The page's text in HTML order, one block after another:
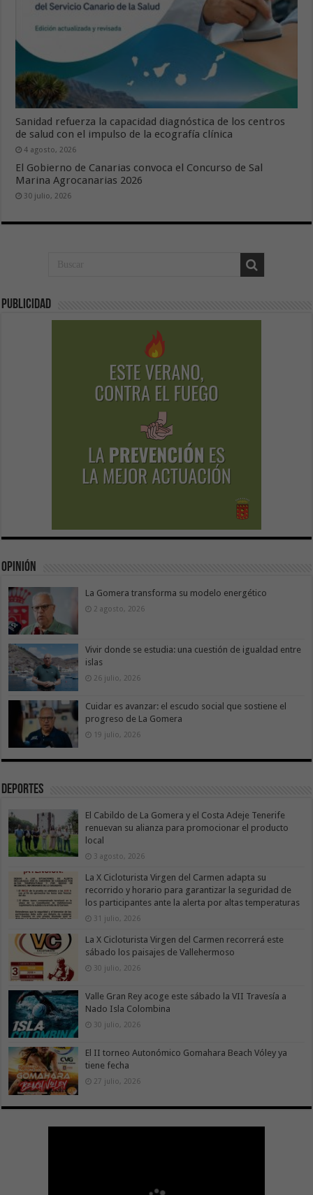
Sanidad refuerza la capacidad diagnóstica de los centros
de salud con el impulso de la ecografía clínica
4 agosto, 2026
El Gobierno de Canarias convoca el Concurso de Sal
Marina Agrocanarias 2026
30 julio, 2026
Publicidad
Opinión
La Gomera transforma su modelo energético
2 agosto, 2026
Vivir donde se estudia: una cuestión de igualdad entre
islas
26 julio, 2026
Cuidar es avanzar: el escudo social que sostiene el
progreso de La Gomera
19 julio, 2026
Deportes
El Cabildo de La Gomera y el Costa Adeje Tenerife
renuevan su alianza para promocionar el producto
local
3 agosto, 2026
La X Cicloturista Virgen del Carmen adapta su
recorrido y horario para garantizar la seguridad de
los participantes ante la alerta por altas temperaturas
31 julio, 2026
La X Cicloturista Virgen del Carmen recorrerá este
sábado los paisajes de Vallehermoso
30 julio, 2026
Valle Gran Rey acoge este sábado la VII Travesía a
Nado Isla Colombina
30 julio, 2026
El II torneo Autonómico Gomahara Beach Vóley ya
tiene fecha
27 julio, 2026